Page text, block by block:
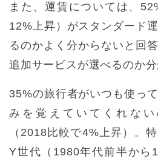
また、運賃については、
12%上昇）がスタンダード
るのかよく分からないと回
追加サービスが選べるのか分
35%の旅行者がいつも使っ
みを覚えていてくれない
（2018比較で4%上昇）。
Y世代（1980年代前半から